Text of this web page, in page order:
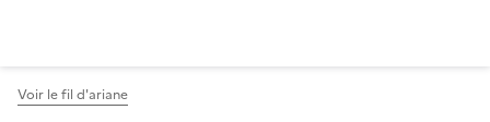
Voir le fil d'ariane